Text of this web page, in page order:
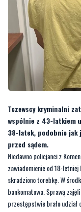
Tczewscy kryminalni
wspólnie z 43-latkiem
38-latek, podobnie jak
przed sądem.
Niedawno policjanci z
zawiadomienie od 18-
skradziono torebkę. W
bankomatowa. Sprawą
przestępstwie brało